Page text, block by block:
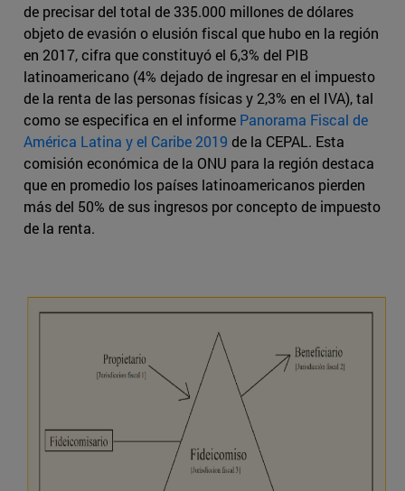
de precisar del total de 335.000 millones de dólares
objeto de evasión o elusión fiscal que hubo en la región
en 2017, cifra que constituyó el 6,3% del PIB
latinoamericano (4% dejado de ingresar en el impuesto
de la renta de las personas físicas y 2,3% en el IVA), tal
como se especifica en el informe Panorama Fiscal de
América Latina y el Caribe 2019 de la CEPAL. Esta
comisión económica de la ONU para la región destaca
que en promedio los países latinoamericanos pierden
más del 50% de sus ingresos por concepto de impuesto
de la renta.